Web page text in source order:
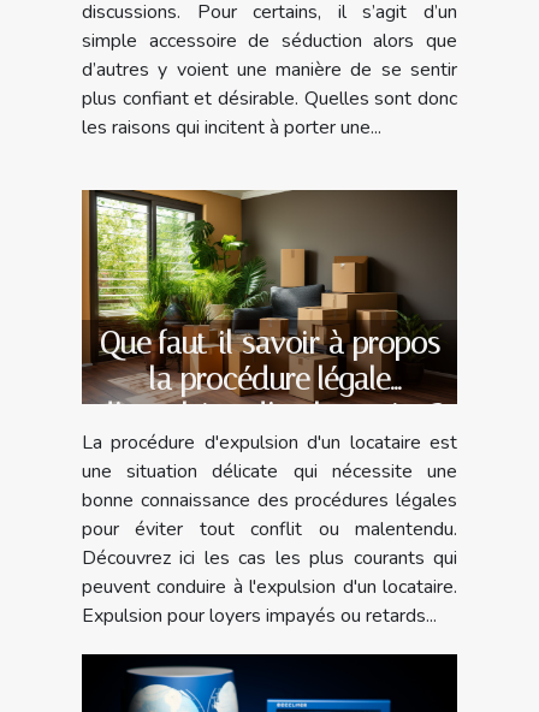
discussions. Pour certains, il s’agit d’un
simple accessoire de séduction alors que
d’autres y voient une manière de se sentir
plus confiant et désirable. Quelles sont donc
les raisons qui incitent à porter une...
Que faut-il savoir à propos
la procédure légale
d’expulsion d’un locataire ?
La procédure d'expulsion d'un locataire est
une situation délicate qui nécessite une
bonne connaissance des procédures légales
pour éviter tout conflit ou malentendu.
Découvrez ici les cas les plus courants qui
peuvent conduire à l'expulsion d'un locataire.
Expulsion pour loyers impayés ou retards...